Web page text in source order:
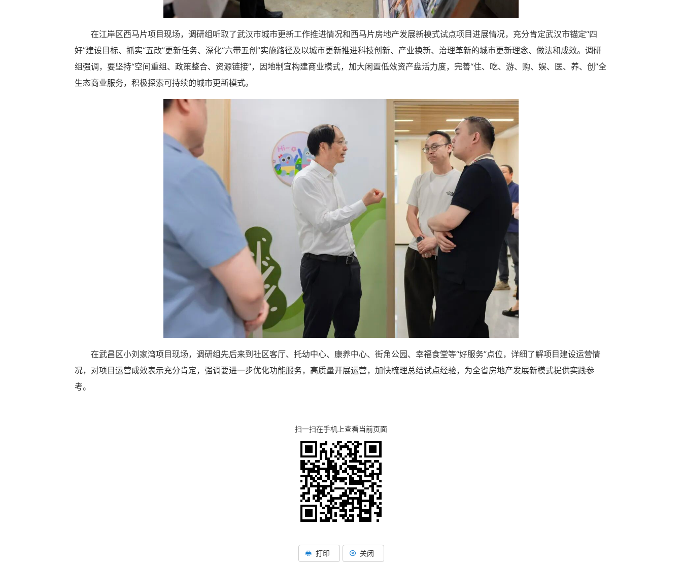
在江岸区西马片项目现场，调研组听取了武汉市城市更新工作推进情况和西马片房地产发展新模式试点项目进展情况，充分肯定武汉市锚定“四
好”建设目标、抓实“五改”更新任务、深化“六带五创”实施路径及以城市更新推进科技创新、产业换新、治理革新的城市更新理念、做法和成效。调研
组强调，要坚持“空间重组、政策整合、资源链接”，因地制宜构建商业模式，加大闲置低效资产盘活力度，完善“住、吃、游、购、娱、医、养、创”全
生态商业服务，积极探索可持续的城市更新模式。
在武昌区小刘家湾项目现场，调研组先后来到社区客厅、托幼中心、康养中心、街角公园、幸福食堂等“好服务”点位，详细了解项目建设运营情
况，对项目运营成效表示充分肯定，强调要进一步优化功能服务，高质量开展运营，加快梳理总结试点经验，为全省房地产发展新模式提供实践参
考。
扫一扫在手机上查看当前页面
打印 关闭
湖北省住建厅机关后勤服务中心